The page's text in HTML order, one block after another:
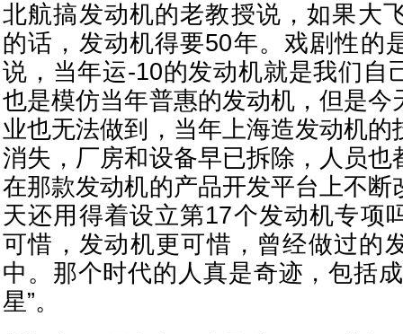
北航搞发动机的老教授说，如果大
的话，发动机得要50年。戏剧性的
说，当年运-10的发动机就是我们自
也是模仿当年普惠的发动机，但是今
业也无法做到，当年上海造发动机的
消失，厂房和设备早已拆除，人员也
在那款发动机的产品开发平台上不断
天还用得着设立第17个发动机专项
可惜，发动机更可惜，曾经做过的
中。那个时代的人真是奇迹，包括
星”。